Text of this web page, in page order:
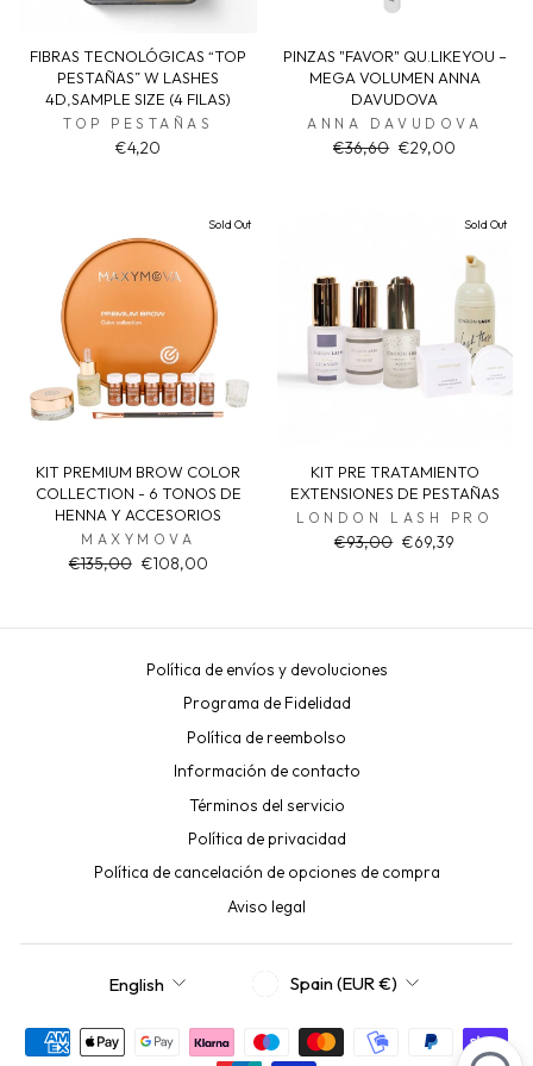
FIBRAS TECNOLÓGICAS “TOP
PESTAÑAS” W LASHES
4D,SAMPLE SIZE (4 FILAS)
TOP PESTAÑAS
€4,20
PINZAS "FAVOR" QU.LIKEYOU –
MEGA VOLUMEN ANNA
DAVUDOVA
ANNA DAVUDOVA
Regular
€36,60 Sale
€29,00
Sold Out
KIT PREMIUM BROW COLOR
COLLECTION - 6 TONOS DE
HENNA Y ACCESORIOS
MAXYMOVA
Regular
€135,00 Sale
€108,00
Sold Out
KIT PRE TRATAMIENTO
EXTENSIONES DE PESTAÑAS
LONDON LASH PRO
Regular
€93,00 Sale
€69,39
Política de envíos y devoluciones
Programa de Fidelidad
Política de reembolso
Información de contacto
Términos del servicio
Política de privacidad
Política de cancelación de opciones de compra
Aviso legal
LANGUAGE
English CURRENCY
Spain (EUR €)